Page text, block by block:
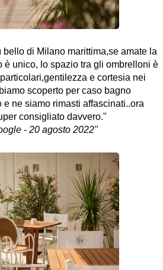
di Milano marittima,se amate la
è unico, lo spazio tra gli ombrelloni è
e cortesia nei
scoperto per caso bagno
ne siamo rimasti affascinati..ora
consigliato davvero."
- 20 agosto 2022"